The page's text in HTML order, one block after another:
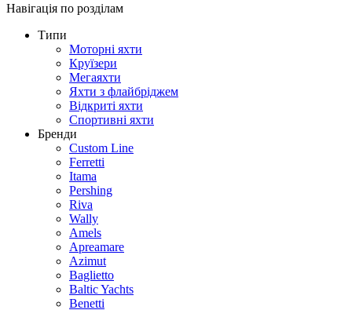
Навігація по розділам
Типи
Моторні яхти
Круїзери
Мегаяхти
Яхти з флайбріджем
Відкриті яхти
Спортивні яхти
Бренди
Custom Line
Ferretti
Itama
Pershing
Riva
Wally
Amels
Apreamare
Azimut
Baglietto
Baltic Yachts
Benetti